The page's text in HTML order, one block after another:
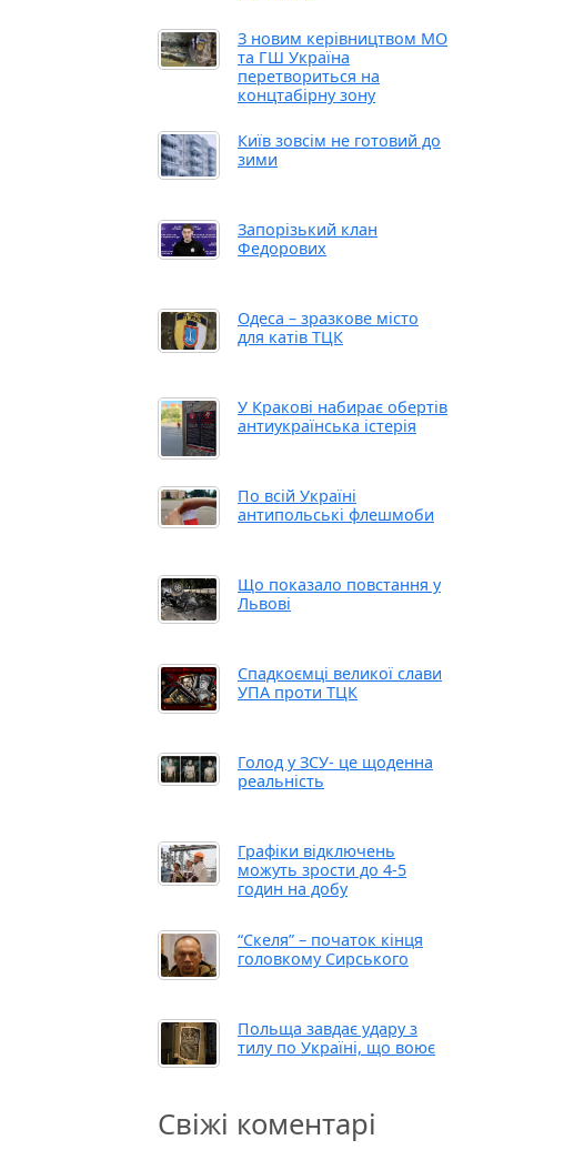
З новим керівництвом МО
та ГШ Україна
перетвориться на
концтабірну зону
Київ зовсім не готовий до
зими
Запорізький клан
Федорових
Одеса – зразкове місто
для катів ТЦК
У Кракові набирає обертів
антиукраїнська істерія
По всій Україні
антипольські флешмоби
Що показало повстання у
Львові
Спадкоємці великої слави
УПА проти ТЦК
Голод у ЗСУ- це щоденна
реальність
Графіки відключень
можуть зрости до 4-5
годин на добу
“Скеля” – початок кінця
головкому Сирського
Польща завдає удару з
тилу по Україні, що воює
Свіжі коментарі